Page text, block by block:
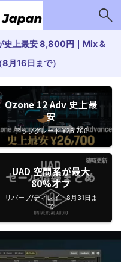
上最安 8,800円｜Mix &
月16日まで）
Ozone 12 Adv 史上最
安
アップグレード ¥26,700
UAD 空間系が最大
80%オフ
リバーブ/ディレイ・8月31日ま
で